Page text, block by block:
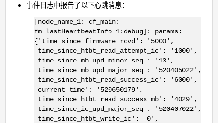
事件日志中报告了以下心跳消息：
[node_name_1: cf_main:
fm_lastHeartbeatInfo_1:debug]: params:
{'time_since_firmware_rcvd': '5000',
'time_since_htbt_read_attempt_ic': '1000',
'time_since_mb_upd_minor_seq': '13',
'time_since_mb_upd_major_seq': '520405022',
'time_since_htbt_read_success_ic': '6000',
'current_time': '520650179',
'time_since_htbt_read_success_mb': '4029',
'time_since_ic_upd_major_seq': '520407022',
'time_since_htbt_write_ic': '0',